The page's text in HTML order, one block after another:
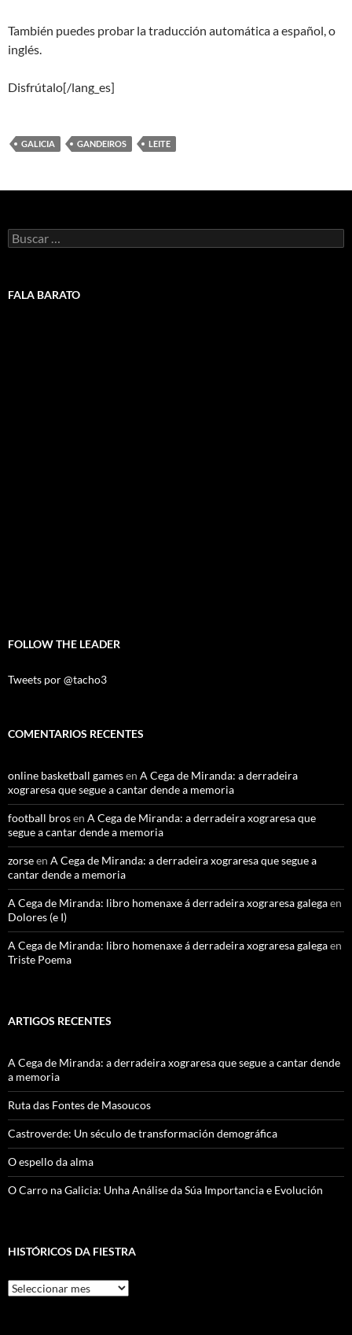
También puedes probar la traducción automática a español, o
inglés.
Disfrútalo[/lang_es]
GALICIA GANDEIROS LEITE
Buscar:
FALA BARATO
FOLLOW THE LEADER
Tweets por @tacho3
COMENTARIOS RECENTES
online basketball gamesen A Cega de Miranda: a derradeira
xograresa que segue a cantar dende a memoria
football brosen A Cega de Miranda: a derradeira xograresa que
segue a cantar dende a memoria
zorseen A Cega de Miranda: a derradeira xograresa que segue a
cantar dende a memoria
A Cega de Miranda: libro homenaxe á derradeira xograresa galegaen
Dolores (e I)
A Cega de Miranda: libro homenaxe á derradeira xograresa galegaen
Triste Poema
ARTIGOS RECENTES
A Cega de Miranda: a derradeira xograresa que segue a cantar dende
a memoria
Ruta das Fontes de Masoucos
Castroverde: Un século de transformación demográfica
O espello da alma
O Carro na Galicia: Unha Análise da Súa Importancia e Evolución
HISTÓRICOS DA FIESTRA
Históricos
Da